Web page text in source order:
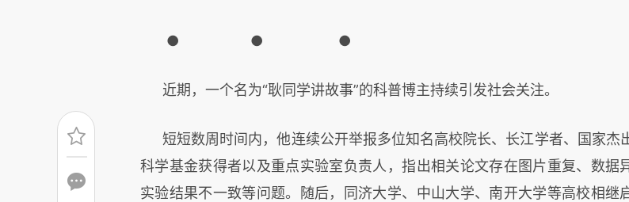
● ● ●
近期，一个名为“耿同学讲故事”的科普博主持续引发社会关注。
短短数周时间内，他连续公开举报多位知名高校院长、长江学者、国家杰
科学基金获得者以及重点实验室负责人，指出相关论文存在图片重复、数据
实验结果不一致等问题。随后，同济大学、中山大学、南开大学等高校相继